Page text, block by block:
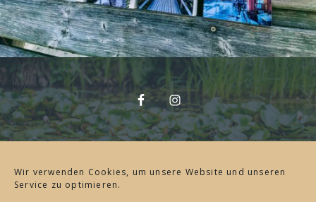
Wir verwenden Cookies, um unsere Website und unseren
Service zu optimieren.
ALLE